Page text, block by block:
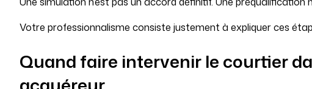
Votre professionnalisme consiste justement à expliquer ces
Quand faire intervenir le courtier